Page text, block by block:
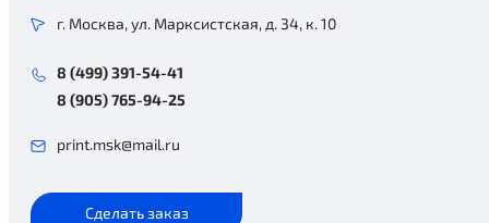
г. Москва, ул. Марксистская, д. 34, к. 10
8 (499) 391-54-41
8 (905) 765-94-25
print.msk@mail.ru
Сделать заказ